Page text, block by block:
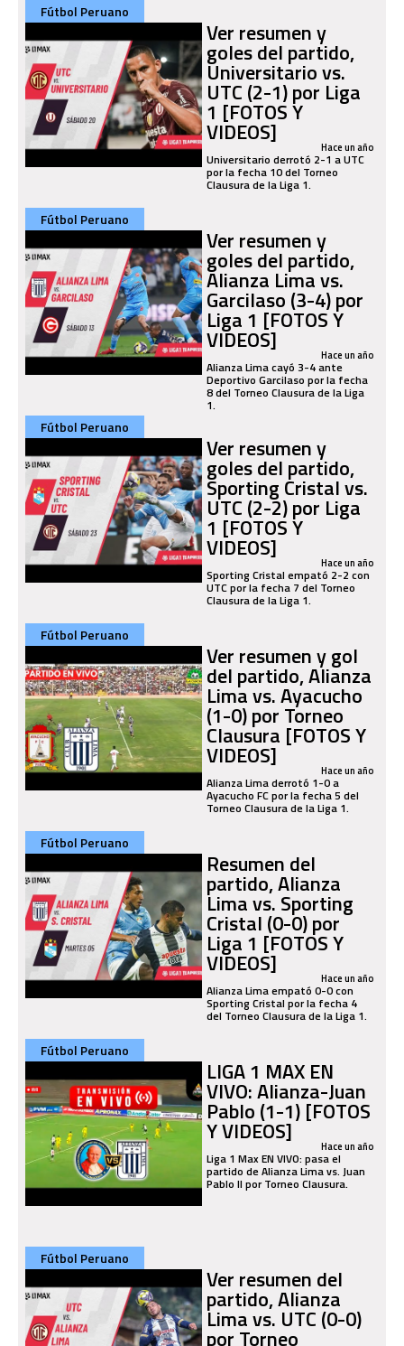
Fútbol Peruano
Ver resumen y
goles del partido,
Universitario vs.
UTC (2-1) por Liga
1 [FOTOS Y
VIDEOS] Hace un año
Universitario derrotó 2-1 a UTC
por la fecha 10 del Torneo
Clausura de la Liga 1.
Fútbol Peruano
Ver resumen y
goles del partido,
Alianza Lima vs.
Garcilaso (3-4) por
Liga 1 [FOTOS Y
VIDEOS] Hace un año
Alianza Lima cayó 3-4 ante
Deportivo Garcilaso por la fecha
8 del Torneo Clausura de la Liga
1.
Fútbol Peruano
Ver resumen y
goles del partido,
Sporting Cristal vs.
UTC (2-2) por Liga
1 [FOTOS Y
VIDEOS] Hace un año
Sporting Cristal empató 2-2 con
UTC por la fecha 7 del Torneo
Clausura de la Liga 1.
Fútbol Peruano
Ver resumen y gol
del partido, Alianza
Lima vs. Ayacucho
(1-0) por Torneo
Clausura [FOTOS Y
VIDEOS] Hace un año
Alianza Lima derrotó 1-0 a
Ayacucho FC por la fecha 5 del
Torneo Clausura de la Liga 1.
Fútbol Peruano
Resumen del
partido, Alianza
Lima vs. Sporting
Cristal (0-0) por
Liga 1 [FOTOS Y
VIDEOS] Hace un año
Alianza Lima empató 0-0 con
Sporting Cristal por la fecha 4
del Torneo Clausura de la Liga 1.
Fútbol Peruano
LIGA 1 MAX EN
VIVO: Alianza-Juan
Pablo (1-1) [FOTOS
Y VIDEOS] Hace un año
Liga 1 Max EN VIVO: pasa el
partido de Alianza Lima vs. Juan
Pablo II por Torneo Clausura.
Fútbol Peruano
Ver resumen del
partido, Alianza
Lima vs. UTC (0-0)
por Torneo